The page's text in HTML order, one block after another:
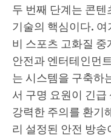
두 번째 단계는 콘텐
기술의 핵심이다.
비 스포츠 고화질
안전과 엔터테인먼
는 시스템을 구축하
서 구명 요원이 긴급
강력한 주의를 환기
리 설정된 안전 방